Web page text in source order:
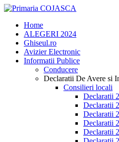
Home
ALEGERI 2024
Ghiseul.ro
Avizier Electronic
Informatii Publice
Conducere
Declaratii De Avere si
Consilieri locali
Declaratii
Declaratii
Declaratii
Declaratii
Declaratii